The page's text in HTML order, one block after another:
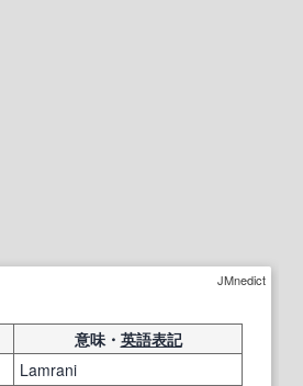
JMnedict
意味・ 英語表記
Lamrani